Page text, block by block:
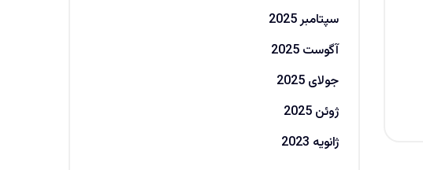
سپتامبر 2025
آگوست 2025
جولای 2025
ژوئن 2025
ژانویه 2023